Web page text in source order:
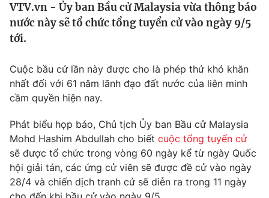
Thế giới
Thế giới đó đây
Câu chuyện quốc tế
Kinh tế
Tài chính
Thị trường
Góc doanh nghiệp
Dữ liệu và đời sống
Truyền hình
Phim VTV
Hậu trường
Giải trí
VTV.vn - Ủy ban Bầu cử Malaysia vừa thông báo
nước này sẽ tổ chức tổng tuyển cử vào ngày 9/5
tới.
Cuộc bầu cử lần này được cho là phép thử khó khăn
nhất đối với 61 năm lãnh đạo đất nước của liên minh
cầm quyền hiện nay.
Phát biểu họp báo, Chủ tịch Ủy ban Bầu cử Malaysia
Mohd Hashim Abdullah cho biết cuộc tổng tuyển cử
sẽ được tổ chức trong vòng 60 ngày kể từ ngày Quốc
hội giải tán, các ứng cử viên sẽ được đề cử vào ngày
28/4 và chiến dịch tranh cử sẽ diễn ra trong 11 ngày